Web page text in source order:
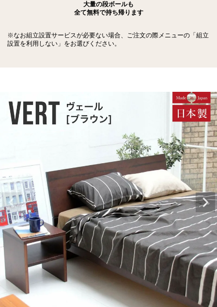
大量の段ボールも
全て無料で持ち帰ります
※なお組立設置サービスが必要ない場合、ご注文の際メニューの「組立
設置を利用しない」をお選びください。